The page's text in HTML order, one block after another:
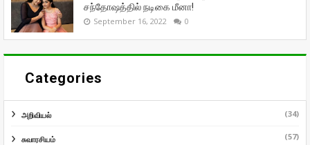
சந்தோஷத்தில் நடிகை மீனா!
September 16, 2022 0
Categories
அறிவியல் (34)
சுவாரசியம் (57)